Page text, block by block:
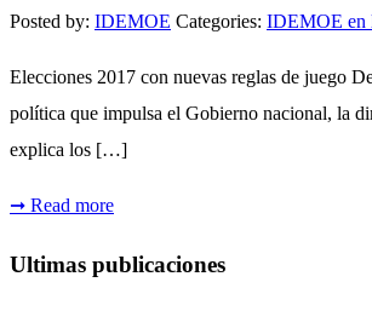
Posted by: IDEMOE Categories: IDEMOE en
Elecciones 2017 con nuevas reglas de juego
política que impulsa el Gobierno nacional, la
explica los […]
➞ Read more
Ultimas publicaciones